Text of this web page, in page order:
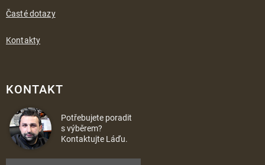
Časté dotazy
Kontakty
KONTAKT
Potřebujete poradit
s výběrem?
Kontaktujte Láďu.